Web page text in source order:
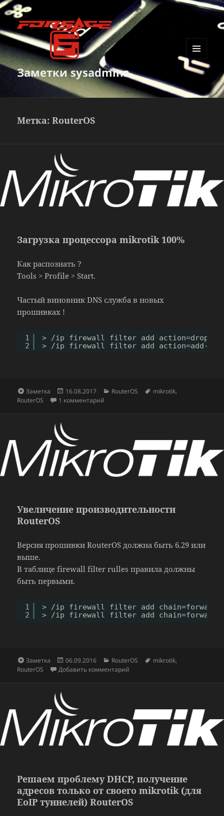
Заметки sysadmina
МЕНЮ
И
ВИДЖЕТЫ
Метка:RouterOS
Загрузка процессора mikrotik 100%
Как распознать ?
Tools > Profile > Start.
Частый виновник DNS служба в новых
прошивках !
1
2
> /ip
firewall filter add action=drop
> /ip firewall filter add action=add-
Формат
Заметка Опубликовано
16.08.2017 Рубрики
RouterOS Метки
mikrotik,
RouterOS
1 комментарий
Увеличение производительности
RouterOS
Версия прошивки RouterOS должна быть 6.29 или
выше.
В таблице firewall filter rulles правила должны
быть первыми.
1
2
> /ip
firewall filter add chain=forward
> /ip firewall filter add chain=forward
Формат
Заметка Опубликовано
06.09.2016 Рубрики
RouterOS Метки
mikrotik,
RouterOS
Добавить комментарий
Решаем проблему DHCP, получение
адресов только от своего mikrotik (для
EoIP туннелей) RouterOS